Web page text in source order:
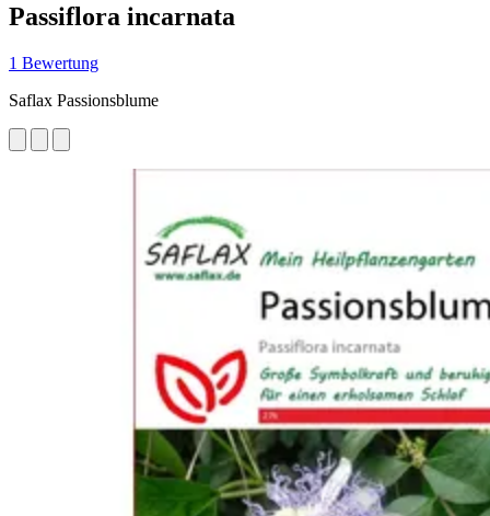
Passiflora incarnata
1 Bewertung
Saflax Passionsblume